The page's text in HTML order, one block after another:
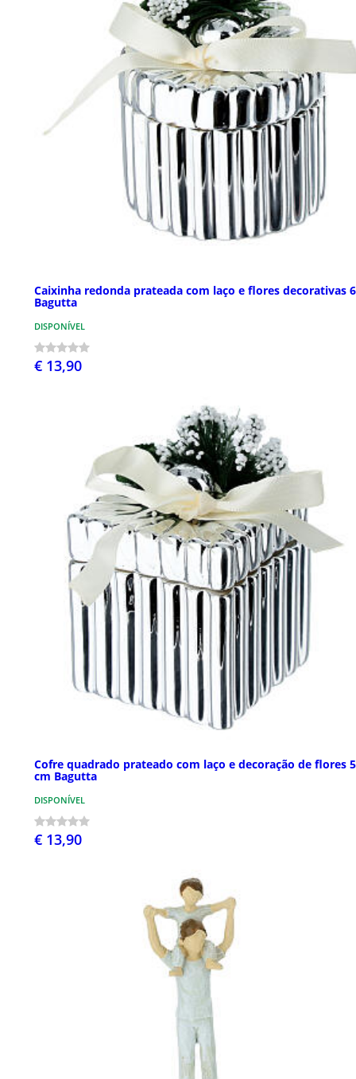
Caixinha redonda prateada com laço e flores decorativas
Bagutta
DISPONÍVEL
€ 13,90
Cofre quadrado prateado com laço e decoração de flores
cm Bagutta
DISPONÍVEL
€ 13,90